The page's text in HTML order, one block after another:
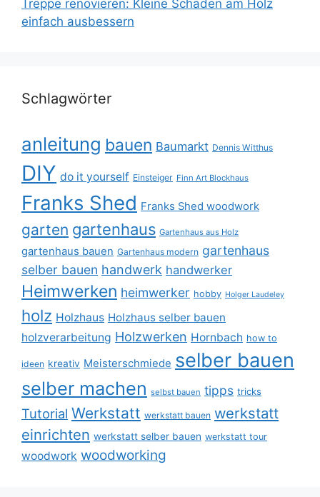
Treppe renovieren: Kleine Schäden am Holz
einfach ausbessern
Schlagwörter
anleitung bauen Baumarkt Dennis Witthus
DIY do it yourself Einsteiger Finn Art Blockhaus
Franks Shed Franks Shed woodwork
garten gartenhaus Gartenhaus aus Holz
gartenhaus bauen Gartenhaus modern gartenhaus
selber bauen handwerk handwerker
Heimwerken heimwerker hobby Holger Laudeley
holz Holzhaus Holzhaus selber bauen
holzverarbeitung Holzwerken Hornbach how to
ideen kreativ Meisterschmiede selber bauen
selber machen selbst bauen tipps tricks
Tutorial Werkstatt werkstatt bauen werkstatt
einrichten werkstatt selber bauen werkstatt tour
woodwork woodworking